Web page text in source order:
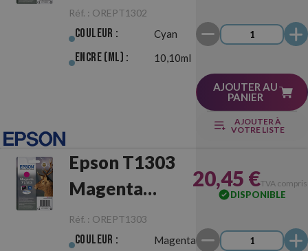
Réf. : OREPT1302
Couleur : Cyan
Encre (ml) : 10,10ml
AJOUTER AU
PANIER
AJOUTER À
VOTRE LISTE
Epson T1303
Magenta
Originale
Réf. : OREPT1303
Couleur : Magenta
20,45 €TVA
DISPONIBLE